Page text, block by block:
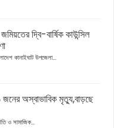
দ্বি-বার্ষিক কাউন্সিল
কানাইঘাট উপজেলা...
জনের অস্বাভাবিক মৃত্যু,বাড়ছে
ও সামাজিক...